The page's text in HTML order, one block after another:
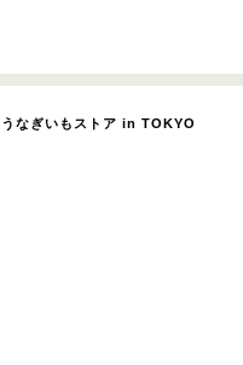
うなぎいもストア in TOKYO